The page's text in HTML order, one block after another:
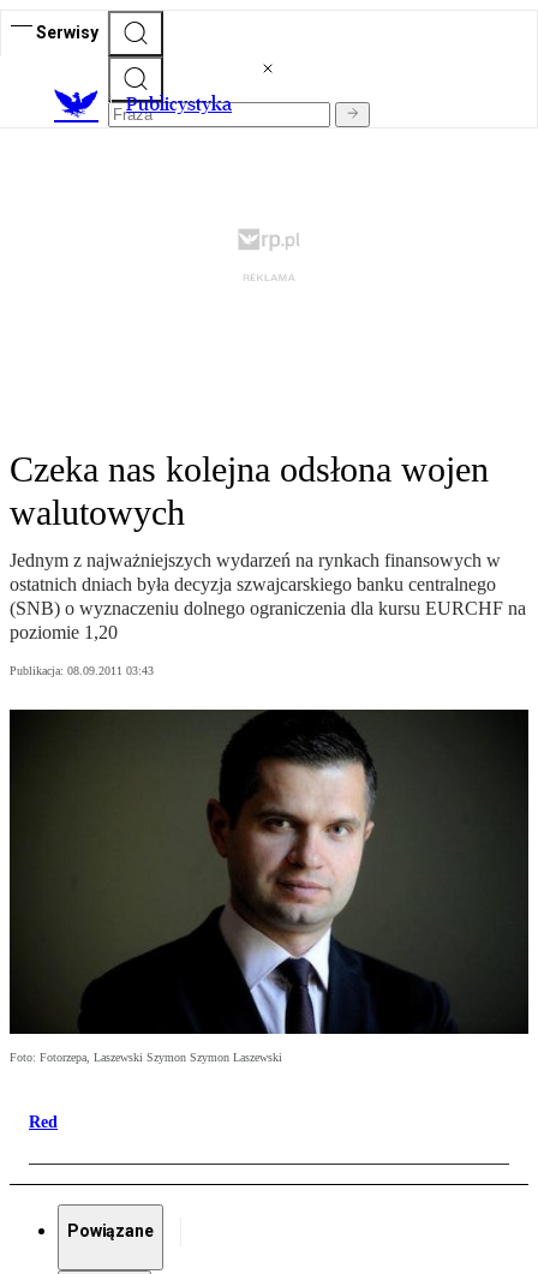
Serwisy
Publicystyka
Czeka nas kolejna odsłona wojen
walutowych
Jednym z najważniejszych wydarzeń na rynkach finansowych w
ostatnich dniach była decyzja szwajcarskiego banku centralnego
(SNB) o wyznaczeniu dolnego ograniczenia dla kursu EURCHF na
poziomie 1,20
Publikacja: 08.09.2011 03:43
Foto: Fotorzepa, Laszewski Szymon Szymon Laszewski
Red
Powiązane